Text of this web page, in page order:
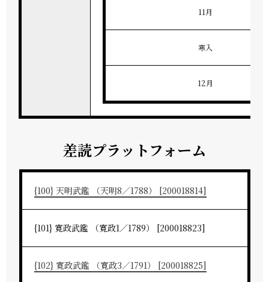
11月
寒入
12月
差読プラットフォーム
{100} 天明武鑑 （天明8／1788） [200018814]
{101} 寛政武鑑 （寛政1／1789） [200018823]
{102} 寛政武鑑 （寛政3／1791） [200018825]